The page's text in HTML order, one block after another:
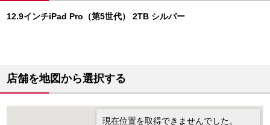
12.9インチiPad Pro（第5世代） 2TB シルバー
店舗を地図から選択する
現在位置を取得できませんでした。